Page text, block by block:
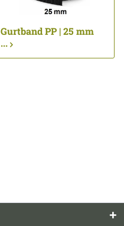
Gurtband PP | 25 mm
...